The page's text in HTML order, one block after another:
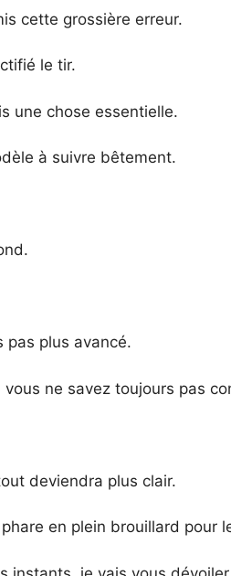
cette grossière erreur.
le tir.
une chose essentielle.
à suivre bêtement.
pas plus avancé.
ne savez toujours pas
deviendra plus clair.
en plein brouillard pour